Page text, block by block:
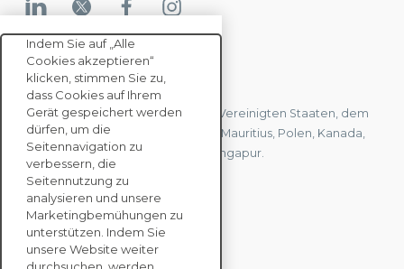
KONTAKTIEREN SIE UNS
Wir haben Büros in Frankreich, den Vereinigten Staaten, dem
Vereinigten Königreich, Hongkong, Mauritius, Polen, Kanada,
Deutschland, Japan, Spanien und Singapur.
KONTAKTIEREN SIE
UNS
Indem Sie auf „Alle
Cookies akzeptieren“
klicken, stimmen Sie zu,
dass Cookies auf Ihrem
Gerät gespeichert werden
dürfen, um die
Seitennavigation zu
verbessern, die
Seitennutzung zu
analysieren und unsere
Marketingbemühungen zu
unterstützen. Indem Sie
unsere Website weiter